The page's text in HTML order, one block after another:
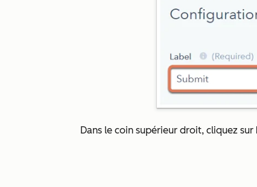
Dans le coin supérieur droit, cliquez sur